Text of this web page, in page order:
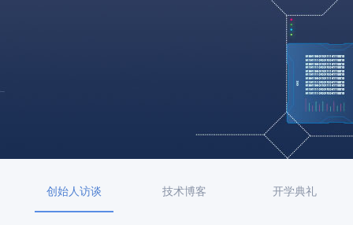
创始人访谈 技术博客 开学典礼